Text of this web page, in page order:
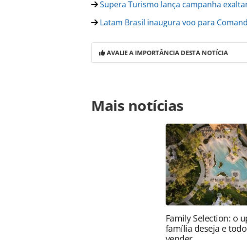
Supera Turismo lança campanha
Latam Brasil inaugura voo para
AVALIE A IMPORTÂNCIA DESTA NOTÍCIA
https://www.panrotas.com.br/mercado/
pratagy-e-ofertas-latam_184004.html ou
conteúdo produzido pela PANROTAS
direito autoral. Não reproduza o conteúdo
(copyright@panrotas.com.br).
Mais notícias
Family Selection: o
família deseja e